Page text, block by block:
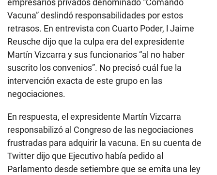
empresarios privados denominado “Comando
Vacuna” deslindó responsabilidades por estos
retrasos. En entrevista con Cuarto Poder, l Jaime
Reusche dijo que la culpa era del expresidente
Martín Vizcarra y sus funcionarios “al no haber
suscrito los convenios”. No precisó cuál fue la
intervención exacta de este grupo en las
negociaciones.
En respuesta, el expresidente Martín Vizcarra
responsabilizó al Congreso de las negociaciones
frustradas para adquirir la vacuna. En su cuenta de
Twitter dijo que Ejecutivo había pedido al
Parlamento desde setiembre que se emita una ley